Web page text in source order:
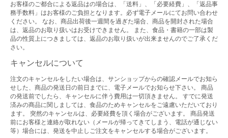
お客様のご都合による返品はの場合は、「送料」、「必要経費」、「返品事
務手数料」はお客様のご負担となります。必ず電子メールにてお問い合わせ
ください。 なお、商品出荷後一週間を過ぎた場合、商品を開封された場合
は、返品のお取り扱いはお受けできません。 また、食品・書籍の一部は製
品の性質上につきましては、返品のお取り扱いが出来ませんのでご了承くだ
さい。
キャンセルについて
注文のキャンセルをしたい場合は、サンショップからの確認メールでお知ら
せした、商品の発送日の前日までに、電子メールでお知らせ下さい。 商品
の発送前でしたら、キャンセルに伴う費用は一切頂きません。 すでに発送
済みの商品に関しましては、食品のためキャンセルをご遠慮いただいており
ます。 突然のキャンセルは、必要経費を頂く場合がございます。 商品発送
前にお客様と連絡が取れない（メールが帰ってきてしまう、電話が通じない
等）場合には、発送を中止しご注文をキャンセルする場合がございます。